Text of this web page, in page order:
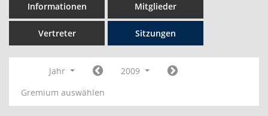
Informationen Mitglieder
Vertreter Sitzungen
Jahr
2009
Gremium auswählen